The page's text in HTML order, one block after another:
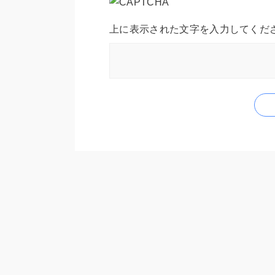
上に表示された文字を入力してくだ